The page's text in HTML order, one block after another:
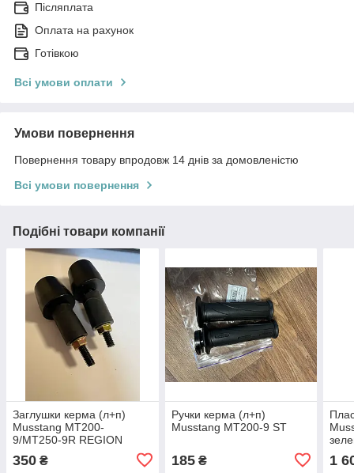
Післяплата
Оплата на рахунок
Готівкою
Всі умови оплати
Умови повернення
Повернення товару впродовж 14 днів за домовленістю
Всі умови повернення
Подібні товари компанії
Заглушки керма (л+п)
Musstang MT200-
9/MT250-9R REGION
350 ₴
Ручки керма (л+п)
Musstang MT200-9 ST
185₴ 1